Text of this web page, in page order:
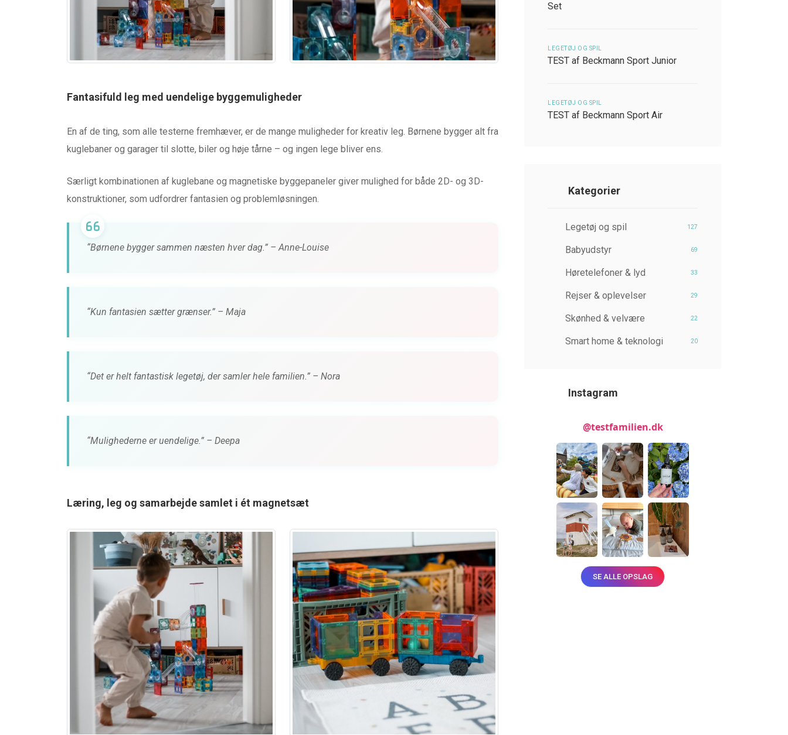
Fantasifuld leg med uendelige byggemuligheder
En af de ting, som alle testerne fremhæver, er de mange muligheder for kreativ leg. Børnene bygger alt fra
kuglebaner og garager til slotte, biler og høje tårne – og ingen lege bliver ens.
Særligt kombinationen af kuglebane og magnetiske byggepaneler giver mulighed for både 2D- og 3D-
konstruktioner, som udfordrer fantasien og problemløsningen.
“Børnene bygger sammen næsten hver dag.” – Anne-Louise
“Kun fantasien sætter grænser.” – Maja
“Det er helt fantastisk legetøj, der samler hele familien.” – Nora
“Mulighederne er uendelige.” – Deepa
Læring, leg og samarbejde samlet i ét magnetsæt
Set
LEGETØJ OG SPIL
TEST af Beckmann Sport Junior
LEGETØJ OG SPIL
TEST af Beckmann Sport Air
Kategorier
Legetøj og spil 127
Babyudstyr 69
Høretelefoner & lyd 33
Rejser & oplevelser 29
Skønhed & velvære 22
Smart home & teknologi 20
Instagram
@testfamilien.dk
SE ALLE OPSLAG